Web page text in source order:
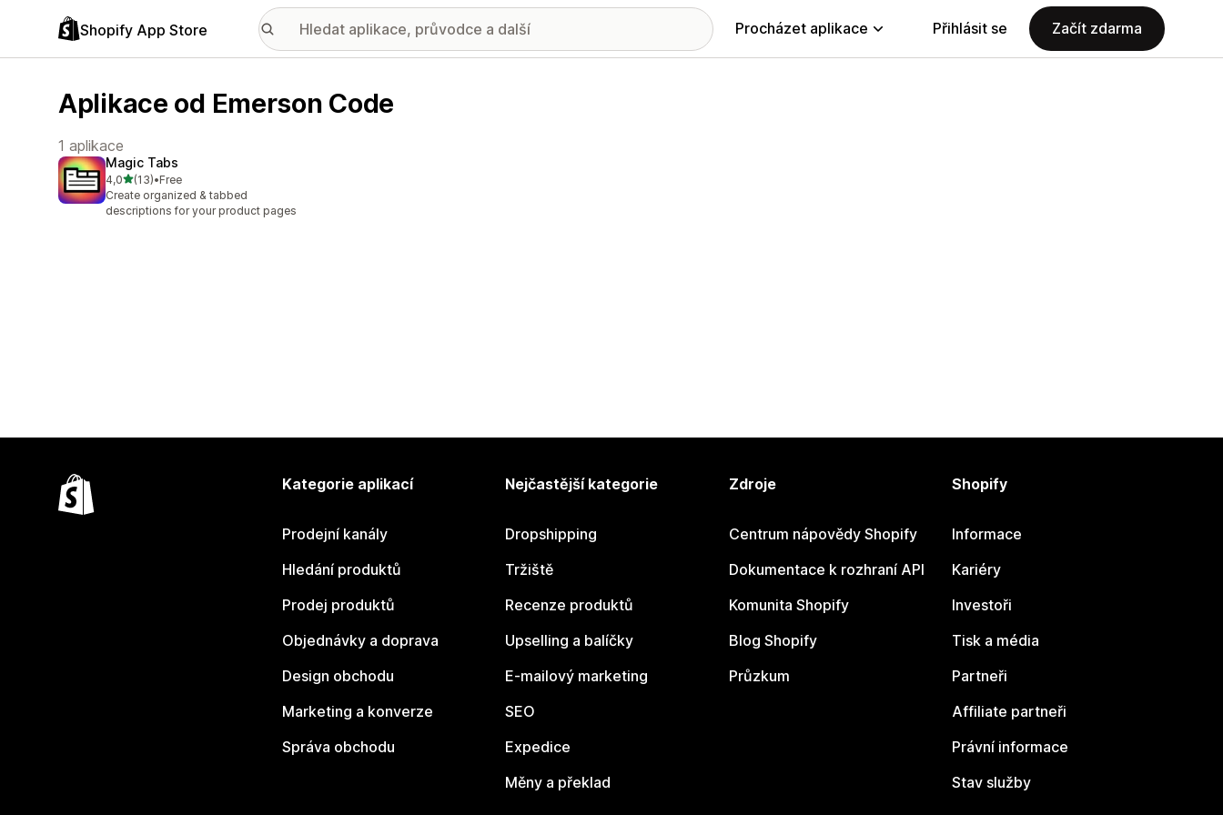
Shopify App Store Procházet aplikace Přihlásit se Začít zdarma
Aplikace od Emerson Code
1 aplikace
Magic Tabs
4,0z 5 hvězd
(13)
Celkový počet recenzí: 13
•Free
Create organized & tabbed
descriptions for your product pages
Kategorie aplikací
Prodejní kanály
Hledání produktů
Prodej produktů
Objednávky a doprava
Design obchodu
Marketing a konverze
Správa obchodu
Nejčastější kategorie
Dropshipping
Tržiště
Recenze produktů
Upselling a balíčky
E-mailový marketing
SEO
Expedice
Měny a překlad
Zdroje
Centrum nápovědy Shopify
Dokumentace k rozhraní API
Komunita Shopify
Blog Shopify
Průzkum
Shopify
Informace
Kariéry
Investoři
Tisk a média
Partneři
Affiliate partneři
Právní informace
Stav služby